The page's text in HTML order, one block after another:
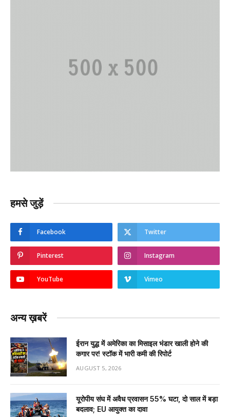
हमसे जुड़ें
Facebook Twitter
Pinterest Instagram
YouTube Vimeo
अन्य ख़बरें
ईरान युद्ध में अमेरिका का मिसाइल भंडार खाली होने की
कगार पर! स्टॉक में भारी कमी की रिपोर्ट
AUGUST 5, 2026
यूरोपीय संघ में अवैध प्रवासन 55% घटा, दो साल में बड़ा
बदलाव; EU आयुक्त का दावा